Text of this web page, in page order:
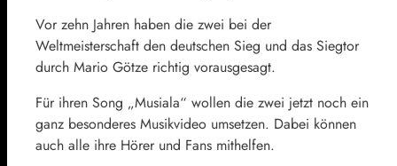
Vor zehn Jahren haben die zwei bei der
Weltmeisterschaft den deutschen Sieg und das Siegtor
durch Mario Götze richtig vorausgesagt.
Für ihren Song „Musiala“ wollen die zwei jetzt noch ein
ganz besonderes Musikvideo umsetzen. Dabei können
auch alle ihre Hörer und Fans mithelfen.